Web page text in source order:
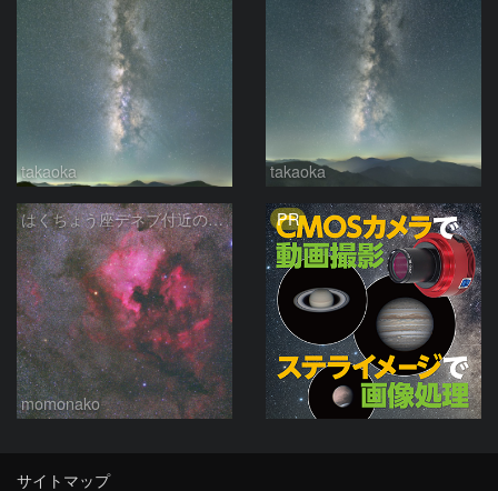
takaoka takaoka
はくちょう座デネブ付近の空域 260720
momonako
PR
サイトマップ